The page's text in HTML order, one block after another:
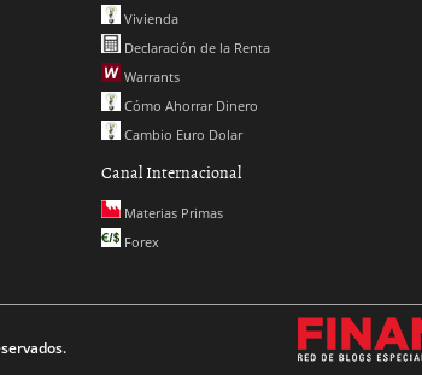
Vivienda
Declaración de la Renta
Warrants
Cómo Ahorrar Dinero
Cambio Euro Dolar
Canal Internacional
Materias Primas
Forex